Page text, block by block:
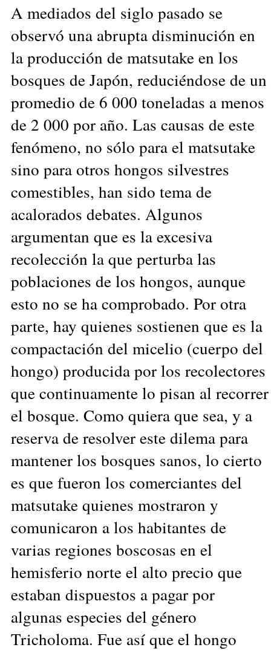
A mediados del siglo pasado se
observó una abrupta disminución en
la producción de matsutake en los
bosques de Japón, reduciéndose de un
promedio de 6 000 toneladas a menos
de 2 000 por año. Las causas de este
fenómeno, no sólo para el matsutake
sino para otros hongos silvestres
comestibles, han sido tema de
acalorados debates. Algunos
argumentan que es la excesiva
recolección la que perturba las
poblaciones de los hongos, aunque
esto no se ha comprobado. Por otra
parte, hay quienes sostienen que es la
compactación del micelio (cuerpo del
hongo) producida por los recolectores
que continuamente lo pisan al recorrer
el bosque. Como quiera que sea, y a
reserva de resolver este dilema para
mantener los bosques sanos, lo cierto
es que fueron los comerciantes del
matsutake quienes mostraron y
comunicaron a los habitantes de
varias regiones boscosas en el
hemisferio norte el alto precio que
estaban dispuestos a pagar por
algunas especies del género
Tricholoma. Fue así que el hongo